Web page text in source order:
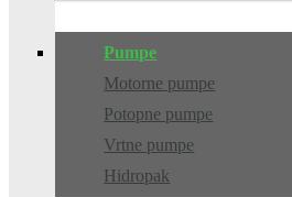
Pumpe
Motorne pumpe
Potopne pumpe
Vrtne pumpe
Hidropak